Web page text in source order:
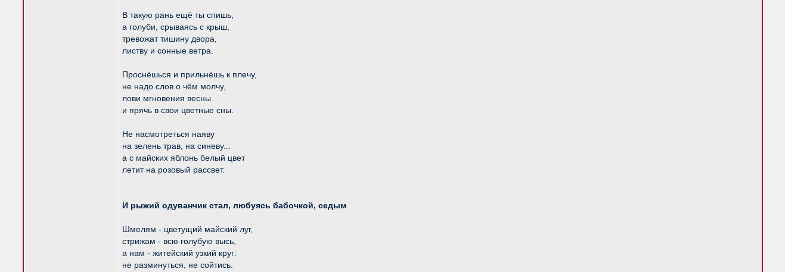
В такую рань ещё ты спишь,
а голуби, срываясь с крыш,
тревожат тишину двора,
листву и сонные ветра.
Проснёшься и прильнёшь к плечу,
не надо слов о чём молчу,
лови мгновения весны
и прячь в свои цветные сны.
Не насмотреться наяву
на зелень трав, на синеву...
а с майских яблонь белый цвет
летит на розовый рассвет.
И рыжий одуванчик стал, любуясь бабочкой, седым
Шмелям - цветущий майский луг,
стрижам - всю голубую высь,
а нам - житейский узкий круг:
не разминуться, не сойтись.